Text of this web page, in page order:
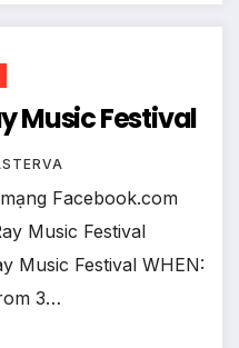
Del Ray Music Festival
Facebook.com
Music Festival
Music Festival WHEN:
3…